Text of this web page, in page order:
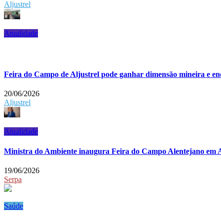
Aljustrel
Atualidade
Feira do Campo de Aljustrel pode ganhar dimensão mineira e
20/06/2026
Aljustrel
Atualidade
Ministra do Ambiente inaugura Feira do Campo Alentejano em
19/06/2026
Serpa
Saúde